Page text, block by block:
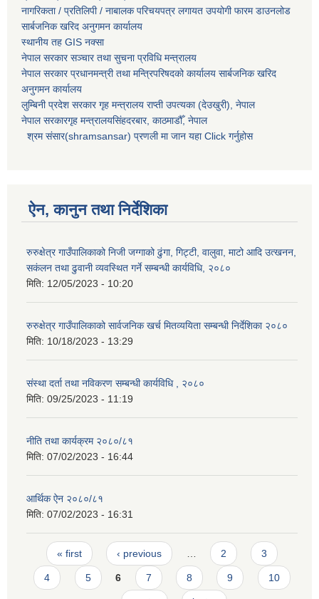
नागरिकता / प्रतिलिपी / नाबालक परिचयपत्र लगायत उपयोगी फारम डाउनलोड
सार्बजनिक खरिद अनुगमन कार्यालय
स्थानीय तह GIS नक्सा
नेपाल सरकारसञ्चार तथा सुचना प्रविधि मन्त्रालय
नेपाल सरकार प्रधानमन्त्री तथा मन्त्रिपरिषदको कार्यालय सार्बजनिक खरिद
अनुगमन कार्यालय
लुम्बिनी प्रदेश सरकार गृह मन्त्रालय राप्ती उपत्यका (देउखुरी), नेपाल
नेपाल सरकारगृह मन्त्रालयसिंहदरबार, काठमाडौँ, नेपाल
श्रम संसार(shramsansar) प्रणली मा जान यहा Click गर्नुहोस
ऐन, कानुन तथा निर्देशिका
रुरुक्षेत्र गाउँपालिकाको निजी जग्गाको ढुंगा, गिट्टी, वालुवा, माटो आदि उत्खनन,
सकंलन तथा ढुवानी व्यवस्थित गर्ने सम्बन्धी कार्यविधि, २०८०
मिति: 12/05/2023 - 10:20
रुरुक्षेत्र गाउँपालिकाको सार्वजनिक खर्च मितव्ययिता सम्बन्धी निर्देशिका २०८०
मिति: 10/18/2023 - 13:29
संस्था दर्ता तथा नविकरण सम्बन्धी कार्यविधि , २०८०
मिति: 09/25/2023 - 11:19
नीति तथा कार्यक्रम २०८०/८१
मिति: 07/02/2023 - 16:44
आर्थिक ऐन २०८०/८१
मिति: 07/02/2023 - 16:31
Pages
« first ‹ previous 2 3
4 5 6 7 8 9 10